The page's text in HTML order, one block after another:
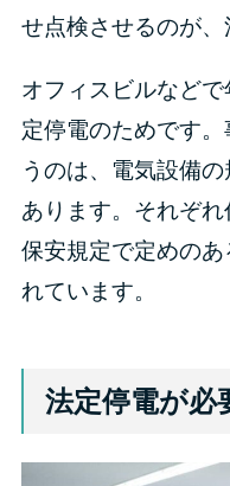
せ点検させるのが、
オフィスビルなど
定停電のためです
うのは、電気設備
あります。それぞれ
保安規定で定めの
れています。
法定停電が必